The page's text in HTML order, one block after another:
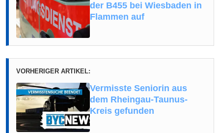
der B455 bei Wiesbaden in
Flammen auf
VORHERIGER ARTIKEL:
Vermisste Seniorin aus
dem Rheingau-Taunus-
Kreis gefunden